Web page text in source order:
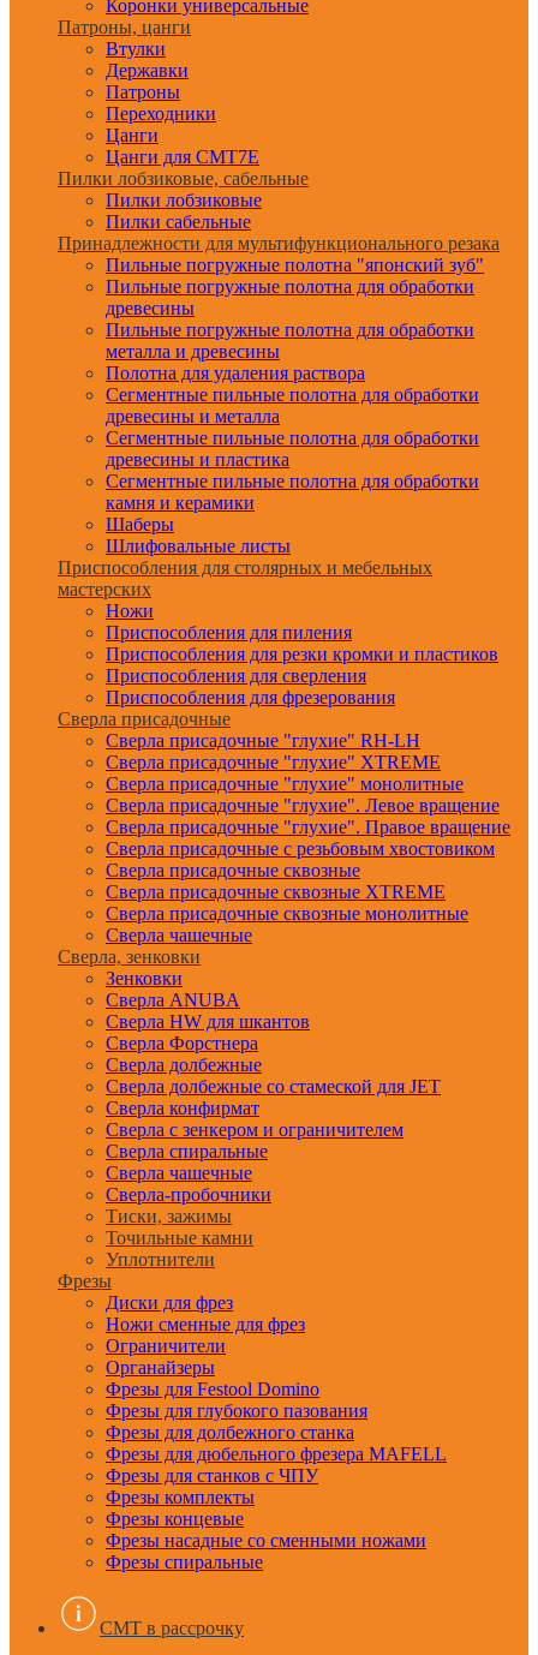
Коронки универсальные
Патроны, цанги
Втулки
Державки
Патроны
Переходники
Цанги
Цанги для CMT7E
Пилки лобзиковые, сабельные
Пилки лобзиковые
Пилки сабельные
Принадлежности для мультифункционального резака
Пильные погружные полотна "японский зуб"
Пильные погружные полотна для обработки
древесины
Пильные погружные полотна для обработки
металла и древесины
Полотна для удаления раствора
Сегментные пильные полотна для обработки
древесины и металла
Сегментные пильные полотна для обработки
древесины и пластика
Сегментные пильные полотна для обработки
камня и керамики
Шаберы
Шлифовальные листы
Приспособления для столярных и мебельных
мастерских
Ножи
Приспособления для пиления
Приспособления для резки кромки и пластиков
Приспособления для сверления
Приспособления для фрезерования
Сверла присадочные
Сверла присадочные "глухие" RH-LH
Сверла присадочные "глухие" XTREME
Сверла присадочные "глухие" монолитные
Сверла присадочные "глухие". Левое вращение
Сверла присадочные "глухие". Правое вращение
Сверла присадочные с резьбовым хвостовиком
Сверла присадочные сквозные
Сверла присадочные сквозные XTREME
Сверла присадочные сквозные монолитные
Сверла чашечные
Сверла, зенковки
Зенковки
Сверла ANUBA
Сверла HW для шкантов
Сверла Форстнера
Сверла долбежные
Сверла долбежные со стамеской для JET
Сверла конфирмат
Сверла с зенкером и ограничителем
Сверла спиральные
Сверла чашечные
Сверла-пробочники
Тиски, зажимы
Точильные камни
Уплотнители
Фрезы
Диски для фрез
Ножи сменные для фрез
Ограничители
Органайзеры
Фрезы для Festool Domino
Фрезы для глубокого пазования
Фрезы для долбежного станка
Фрезы для дюбельного фрезера MAFELL
Фрезы для станков с ЧПУ
Фрезы комплекты
Фрезы концевые
Фрезы насадные со сменными ножами
Фрезы спиральные
CMT в рассрочку